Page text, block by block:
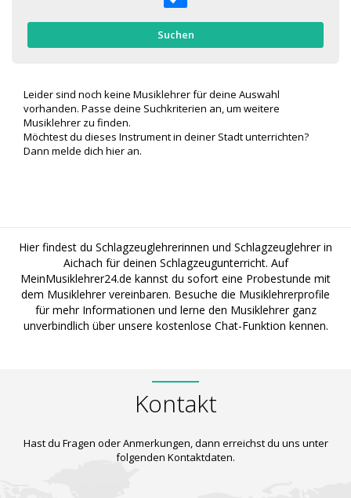
Suchen
Leider sind noch keine Musiklehrer für deine Auswahl
vorhanden. Passe deine Suchkriterien an, um weitere
Musiklehrer zu finden.
Möchtest du dieses Instrument in deiner Stadt unterrichten?
Dann melde dich hier an.
Hier findest du Schlagzeuglehrerinnen und Schlagzeuglehrer in
Aichach für deinen Schlagzeugunterricht. Auf
MeinMusiklehrer24.de kannst du sofort eine Probestunde mit
dem Musiklehrer vereinbaren. Besuche die Musiklehrerprofile
für mehr Informationen und lerne den Musiklehrer ganz
unverbindlich über unsere kostenlose Chat-Funktion kennen.
Kontakt
Hast du Fragen oder Anmerkungen, dann erreichst du uns unter
folgenden Kontaktdaten.